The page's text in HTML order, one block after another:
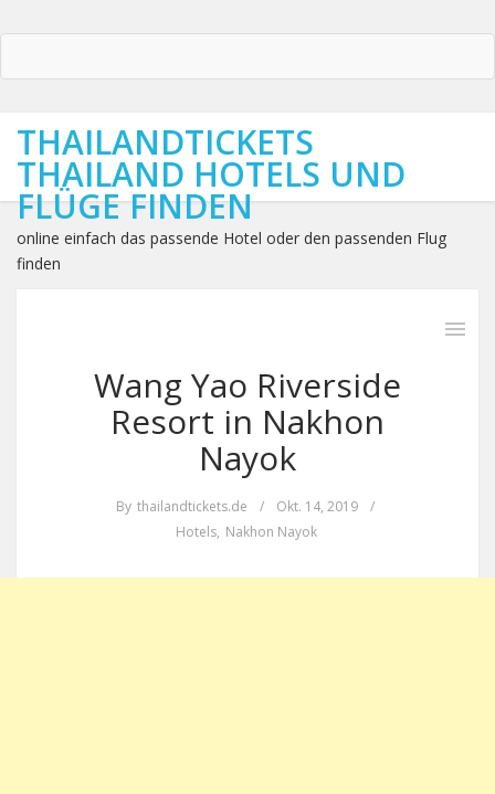
THAILANDTICKETS
THAILAND HOTELS UND
FLÜGE FINDEN
online einfach das passende Hotel oder den passenden Flug
finden
Wang Yao Riverside
Resort in Nakhon
Nayok
By thailandtickets.de / Okt. 14, 2019
/
Hotels, Nakhon Nayok